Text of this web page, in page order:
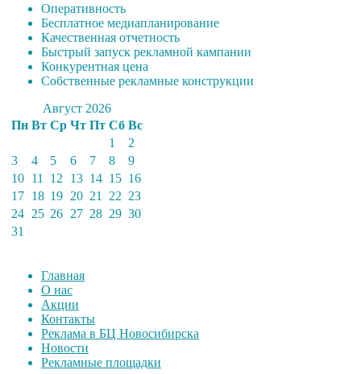
Оперативность
Бесплатное медиапланирование
Качественная отчетность
Быстрый запуск рекламной кампании
Конкурентная цена
Собственные рекламные конструкции
Август 2026
Пн Вт Ср Чт Пт Сб Вс
1
2
3
4 5 6 7 8
9
10 11 12 13 14 15 16
17 18 19 20 21 22 23
24 25 26 27 28 29 30
31
Главная
О нас
Акции
Контакты
Реклама в БЦ Новосибирска
Новости
Рекламные площадки